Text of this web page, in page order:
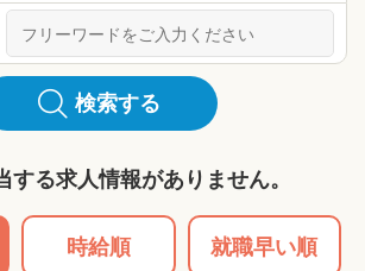
検索する
する求人情報がありません。
時給順 就職早い順